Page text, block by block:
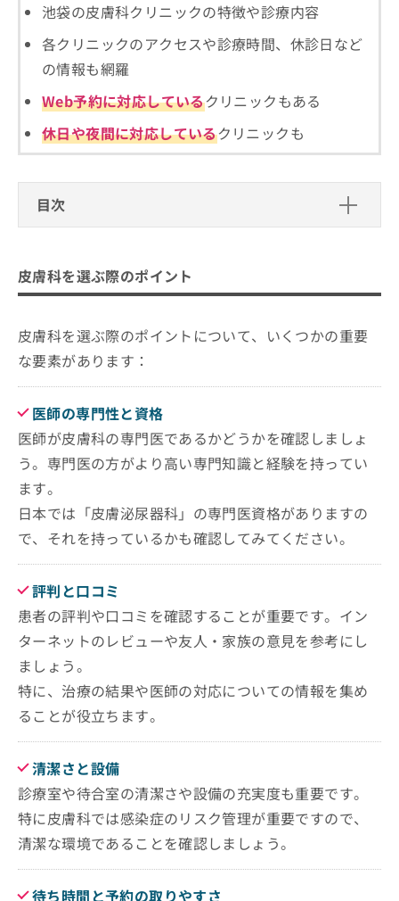
池袋の皮膚科クリニックの特徴や診療内容
各クリニックのアクセスや診療時間、休診日など
の情報も網羅
Web予約に対応しているクリニックもある
休日や夜間に対応しているクリニックも
目次
医師の専門性と資格
評判と口コミ
待ち時間と予約の取りやすさ
池袋で評判の皮膚科クリニックおすす
め5選
池袋皮膚科
立教通り皮フ科形成外科
池袋皮膚科ゆうスキンクリニック 池袋院
恩田皮膚科クリニック
まとめ：池袋で評判の皮膚科クリニックおすす
め5選
皮膚科を選ぶ際のポイント
皮膚科を選ぶ際のポイントについて、いくつかの重要
な要素があります：
医師の専門性と資格
医師が皮膚科の専門医であるかどうかを確認しましょ
う。専門医の方がより高い専門知識と経験を持ってい
ます。
日本では「皮膚泌尿器科」の専門医資格がありますの
で、それを持っているかも確認してみてください。
評判と口コミ
患者の評判や口コミを確認することが重要です。イン
ターネットのレビューや友人・家族の意見を参考にし
ましょう。
特に、治療の結果や医師の対応についての情報を集め
ることが役立ちます。
清潔さと設備
診療室や待合室の清潔さや設備の充実度も重要です。
特に皮膚科では感染症のリスク管理が重要ですので、
清潔な環境であることを確認しましょう。
待ち時間と予約の取りやすさ
お問
フォ
ーム
とな
りま
す。
クリ
ニッ
クの
約・
症状
のご
相談
きま
せん
承く
い。
求
は
無
料
報
申
し
み
は
こ
ち
掲
載
報
の
修
正
は
こ
ら
そ
の
他
の
い
合
わ
せ
は
こ
ち
ら
合
せ
ち
料
は
こ
ら
無
料
報
拡
充
の
お
申
込
み
は
こ
ち
ら